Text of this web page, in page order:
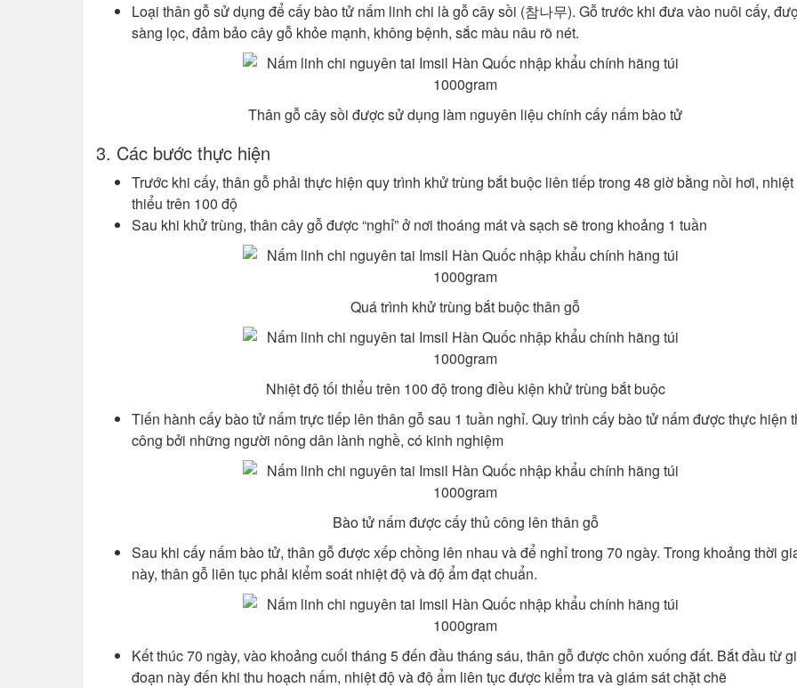
Loại thân gỗ sử dụng để cấy bào tử nấm linh chi là gỗ cây sồi (참나무). Gỗ trước khi đưa vào nuôi cấy,
sàng lọc, đảm bảo cây gỗ khỏe mạnh, không bệnh, sắc màu nâu rõ nét.
Thân gỗ cây sồi được sử dụng làm nguyên liệu chính cấy nấm bào tử
3. Các bước thực hiện
Trước khi cấy, thân gỗ phải thực hiện quy trình khử trùng bắt buộc liên tiếp trong 48 giờ bằng nồi hơi, nhiệt
thiểu trên 100 độ
Sau khi khử trùng, thân cây gỗ được “nghỉ” ở nơi thoáng mát và sạch sẽ trong khoảng 1 tuần
Quá trình khử trùng bắt buộc thân gỗ
Nhiệt độ tối thiểu trên 100 độ trong điều kiện khử trùng bắt buộc
Tiến hành cấy bào tử nấm trực tiếp lên thân gỗ sau 1 tuần nghỉ. Quy trình cấy bào tử nấm được thực hiện
công bởi những người nông dân lành nghề, có kinh nghiệm
Bào tử nấm được cấy thủ công lên thân gỗ
Sau khi cấy nấm bào tử, thân gỗ được xếp chồng lên nhau và để nghỉ trong 70 ngày. Trong khoảng thời
này, thân gỗ liên tục phải kiểm soát nhiệt độ và độ ẩm đạt chuẩn.
Kết thúc 70 ngày, vào khoảng cuối tháng 5 đến đầu tháng sáu, thân gỗ được chôn xuống đất. Bắt đầu từ
đoạn này đến khi thu hoạch nấm, nhiệt độ và độ ẩm liên tục được kiểm tra và giám sát chặt chẽ